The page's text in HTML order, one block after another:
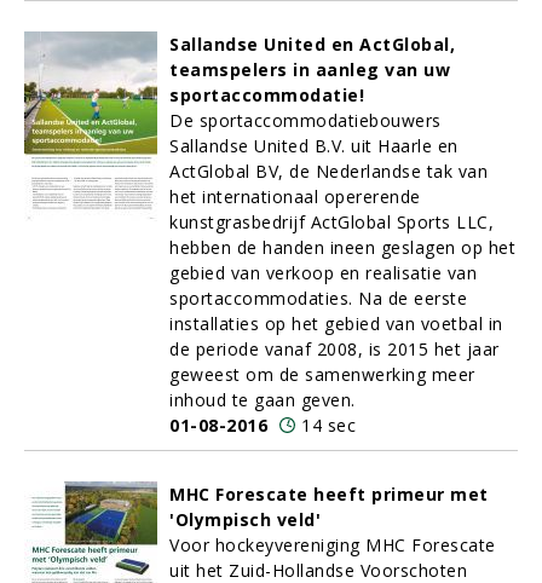
Sallandse United en ActGlobal,
teamspelers in aanleg van uw
sportaccommodatie!
De sportaccommodatiebouwers
Sallandse United B.V. uit Haarle en
ActGlobal BV, de Nederlandse tak van
het internationaal opererende
kunstgrasbedrijf ActGlobal Sports LLC,
hebben de handen ineen geslagen op het
gebied van verkoop en realisatie van
sportaccommodaties. Na de eerste
installaties op het gebied van voetbal in
de periode vanaf 2008, is 2015 het jaar
geweest om de samenwerking meer
inhoud te gaan geven.
01-08-2016
14 sec
MHC Forescate heeft primeur met
'Olympisch veld'
Voor hockeyvereniging MHC Forescate
uit het Zuid-Hollandse Voorschoten